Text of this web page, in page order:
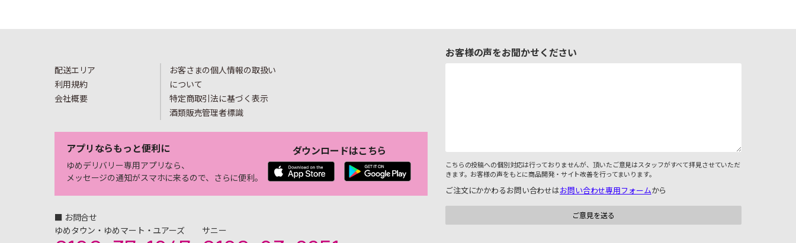
配送エリア
利用規約
会社概要
お客さまの個人情報の取扱い
について
特定商取引法に基づく表示
酒類販売管理者標識
アプリならもっと便利に
ゆめデリバリー専用アプリなら、
メッセージの通知がスマホに来るので、さらに便利。
ダウンロードはこちら
■ お問合せ
ゆめタウン・ゆめマート・ユアーズ
サニー
お客様の声をお聞かせください
こちらの投稿への個別対応は行っておりませんが、頂いたご意見はスタッフがすべて拝見させていただ
きます。お客様の声をもとに商品開発・サイト改善を行ってまいります。
ご注文にかかわるお問い合わせはお問い合わせ専用フォームから